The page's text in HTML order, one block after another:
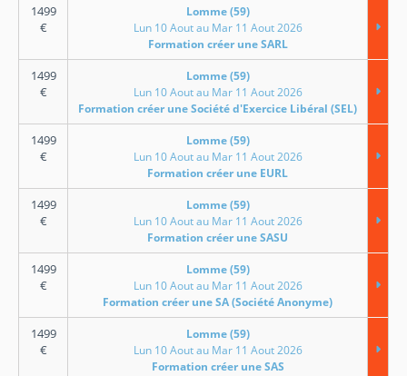
1499
€
Lomme (59)
Lun 10 Aout au Mar 11 Aout 2026
Formation créer une SARL
1499
€
Lomme (59)
Lun 10 Aout au Mar 11 Aout 2026
Formation créer une Société d'Exercice Libéral (SEL)
1499
€
Lomme (59)
Lun 10 Aout au Mar 11 Aout 2026
Formation créer une EURL
1499
€
Lomme (59)
Lun 10 Aout au Mar 11 Aout 2026
Formation créer une SASU
1499
€
Lomme (59)
Lun 10 Aout au Mar 11 Aout 2026
Formation créer une SA (Société Anonyme)
1499
€
Lomme (59)
Lun 10 Aout au Mar 11 Aout 2026
Formation créer une SAS